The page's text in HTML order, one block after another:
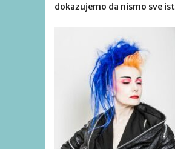
dokazujemo da nismo sve